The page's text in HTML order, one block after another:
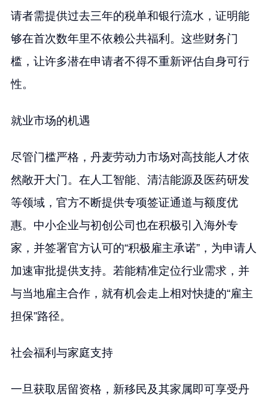
请者需提供过去三年的税单和银行流水，证明能
够在首次数年里不依赖公共福利。这些财务门
槛，让许多潜在申请者不得不重新评估自身可行
性。
就业市场的机遇
尽管门槛严格，丹麦劳动力市场对高技能人才依
然敞开大门。在人工智能、清洁能源及医药研发
等领域，官方不断提供专项签证通道与额度优
惠。中小企业与初创公司也在积极引入海外专
家，并签署官方认可的“积极雇主承诺”，为申请人
加速审批提供支持。若能精准定位行业需求，并
与当地雇主合作，就有机会走上相对快捷的“雇主
担保”路径。
社会福利与家庭支持
一旦获取居留资格，新移民及其家属即可享受丹